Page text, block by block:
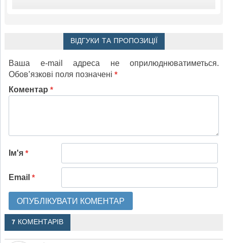
ВІДГУКИ ТА ПРОПОЗИЦІЇ
Ваша e-mail адреса не оприлюднюватиметься.
Обов’язкові поля позначені *
Коментар *
Ім'я *
Email *
7 КОМЕНТАРІВ